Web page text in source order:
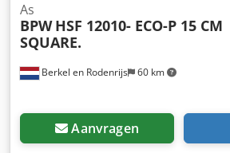
Berkel en Rodenrijs 60 km
As
BPW HSF 12010- ECO-P 15 CM
SQUARE.
Aanvragen